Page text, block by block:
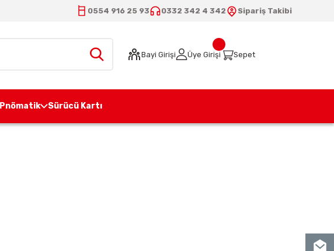
0554 916 25 93 0332 342 4 342 Sipariş Takibi
Bayi Girişi Üye Girişi Sepet
Pnömatik Sürücü Kartı